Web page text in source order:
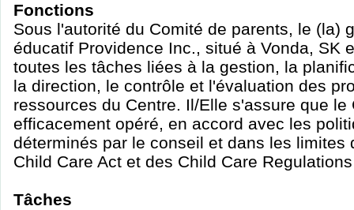
Fonctions
Sous l'autorité du Comité de parents, le (la)
éducatif Providence Inc., situé à Vonda, SK
toutes les tâches liées à la gestion, la
la direction, le contrôle et l'évaluation des
ressources du Centre. Il/Elle s'assure que le
efficacement opéré, en accord avec les
déterminés par le conseil et dans les limites
Child Care Act et des Child Care
Tâches